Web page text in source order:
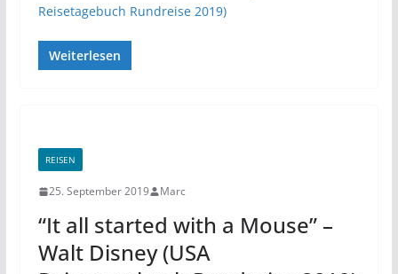
Reisetagebuch Rundreise 2019)
Weiterlesen
REISEN
25. September 2019 Marc
“It all started with a Mouse” –
Walt Disney (USA